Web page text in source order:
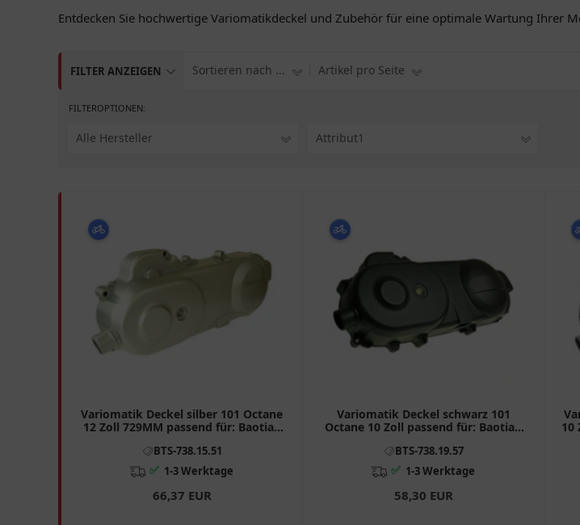
Entdecken Sie hochwertige Variomatikdeckel und Zubehör für eine optimale Wartung Ihrer
FILTER ANZEIGEN Sortieren nach ... Artikel pro Seite
FILTEROPTIONEN:
Alle Hersteller Attribut1
Variomatik Deckel silber 101 Octane
12 Zoll 729MM passend für: Baotian
- 12C1
BTS-738.15.51
✅ 1-3 Werktage
66,37 EUR
Variomatik Deckel schwarz 101
Octane 10 Zoll passend für: Baotian
12A1
BTS-738.19.57
✅ 1-3 Werktage
58,30 EUR
10